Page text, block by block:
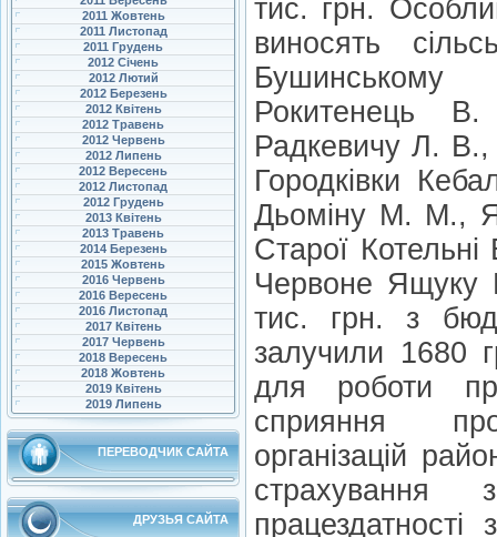
2011 Жовтень
2011 Листопад
2011 Грудень
2012 Січень
2012 Лютий
2012 Березень
2012 Квітень
2012 Травень
2012 Червень
2012 Липень
2012 Вересень
2012 Листопад
2012 Грудень
2013 Квітень
2013 Травень
2014 Березень
2015 Жовтень
2016 Червень
2016 Вересень
2016 Листопад
2017 Квітень
2017 Червень
2018 Вересень
2018 Жовтень
2019 Квітень
2019 Липень
ПЕРЕВОДЧИК САЙТА
ДРУЗЬЯ САЙТА
тис. грн.
виносять
Рокитенець
Радкевичу Л. В.,
Городківки
Дьоміну М. М.,
Старої
Червоне Ящуку
тис. грн. з
залучили 1680
для роботи
сприяння
організацій
страхування